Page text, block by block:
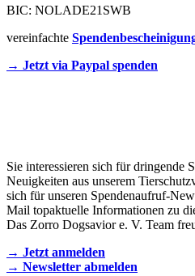
BIC: NOLADE21SWB
vereinfachte
→ Jetzt via Paypal spenden
Sie interessieren sich für dringende
Neuigkeiten aus unserem
sich für unseren Spendenaufruf-
Mail topaktuelle Informationen zu
Das Zorro Dogsavior e. V. Team
→ Jetzt anmelden
→ Newsletter abmelden